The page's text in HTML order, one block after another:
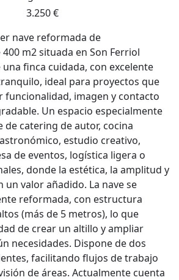
3.250 €
nave reformada de
m2 situada en Son Ferriol
finca cuidada, con excelente
ideal para proyectos que
funcionalidad, imagen y contacto
Un espacio especialmente
de catering de autor, cocina
estudio creativo,
de eventos, logística ligera o
donde la estética, la amplitud y
un valor añadido. La nave se
reformada, con estructura
(más de 5 metros), lo que
de crear un altillo y ampliar
necesidades. Dispone de dos
facilitando flujos de trabajo
de áreas. Actualmente cuenta